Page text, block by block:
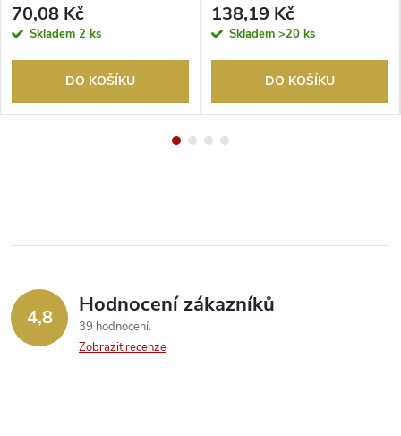
70,08 Kč
Skladem 2 ks
DO KOŠÍKU
138,19 Kč
Skladem >20 ks
DO KOŠÍKU
4,8 Hodnocení zákazníků
39 hodnocení
Zobrazit recenze